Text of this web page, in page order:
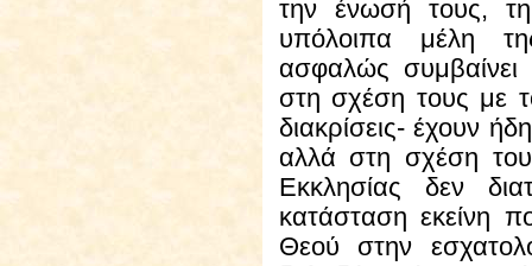
την ένωσή τους,
υπόλοιπα μέλη
ασφαλώς συμβαίνει
στη σχέση τους με
διακρίσεις- έχουν
αλλά στη σχέση
Εκκλησίας δεν
κατάσταση εκείνη
Θεού στην